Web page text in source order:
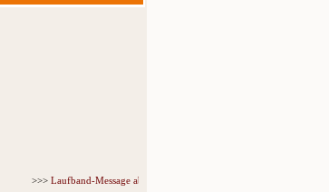
>>>Laufband-Message ab nur 5,95 € für 3 Tage!